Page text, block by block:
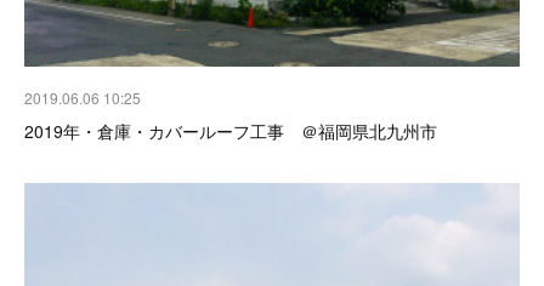
2019.06.06 10:25
2019年・倉庫・カバールーフ工事 ＠福岡県北九州市